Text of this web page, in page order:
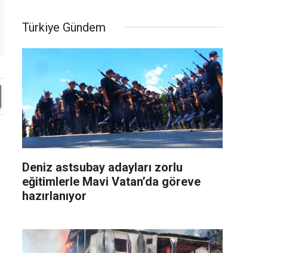
Türkiye Gündem
Deniz astsubay adayları zorlu
eğitimlerle Mavi Vatan’da göreve
hazırlanıyor